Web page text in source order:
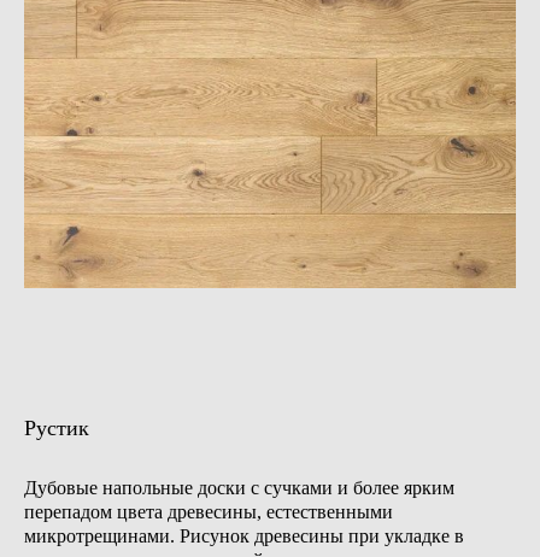
Рустик
Дубовые напольные доски с сучками и более ярким
перепадом цвета древесины, естественными
микротрещинами. Рисунок древесины при укладке в